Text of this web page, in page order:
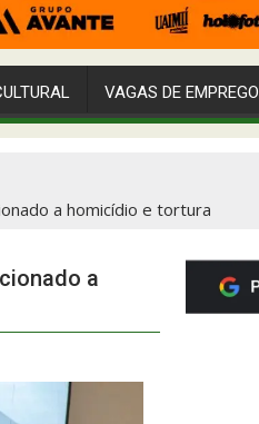
VAGAS DE EMPREGO
a homicídio e tortura
a